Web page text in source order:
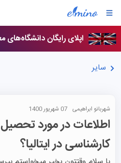
اپلای رایگان دانشگاه‌های
سایر
شهربانو ابراهیمی 07 شهریور 1400
اطلاعات در مورد
کارشناسی در ایتالیا؟